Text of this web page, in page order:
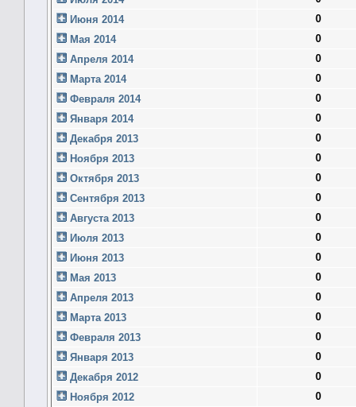
Июня 2014
0
Мая 2014
0
Апреля 2014
0
Марта 2014
0
Февраля 2014
0
Января 2014
0
Декабря 2013
0
Ноября 2013
0
Октября 2013
0
Сентября 2013
0
Августа 2013
0
Июля 2013
0
Июня 2013
0
Мая 2013
0
Апреля 2013
0
Марта 2013
0
Февраля 2013
0
Января 2013
0
Декабря 2012
0
Ноября 2012
0